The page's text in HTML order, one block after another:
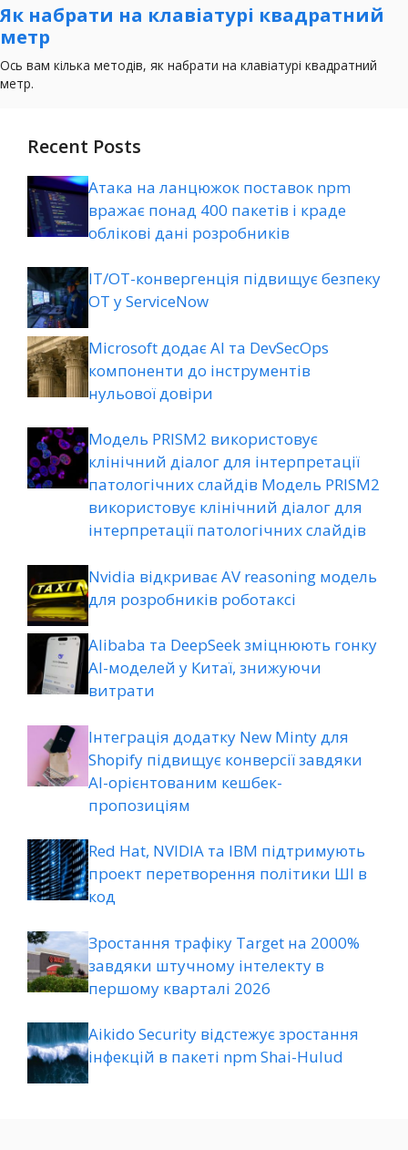
Recent Posts
Атака на ланцюжок поставок npm
вражає понад 400 пакетів і краде
облікові дані розробників
ІТ/ОТ-конвергенція підвищує безпеку
ОТ у ServiceNow
Microsoft додає AI та DevSecOps
компоненти до інструментів
нульової довіри
Модель PRISM2 використовує
клінічний діалог для інтерпретації
патологічних слайдів Модель PRISM2
використовує клінічний діалог для
інтерпретації патологічних слайдів
Nvidia відкриває AV reasoning модель
для розробників роботаксі
Alibaba та DeepSeek зміцнюють гонку
AI-моделей у Китаї, знижуючи
витрати
Інтеграція додатку New Minty для
Shopify підвищує конверсії завдяки
AI-орієнтованим кешбек-
пропозиціям
Red Hat, NVIDIA та IBM підтримують
проект перетворення політики ШІ в
код
Зростання трафіку Target на 2000%
завдяки штучному інтелекту в
першому кварталі 2026
Aikido Security відстежує зростання
інфекцій в пакеті npm Shai-Hulud